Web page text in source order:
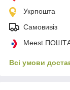
Укрпошта
Самовивіз
Meest
Всі умови